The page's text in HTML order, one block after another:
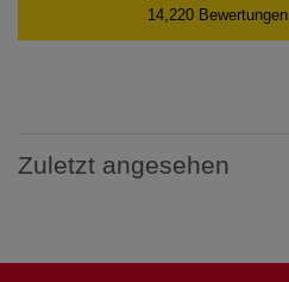
14,220 Bewertungen
Zuletzt angesehen